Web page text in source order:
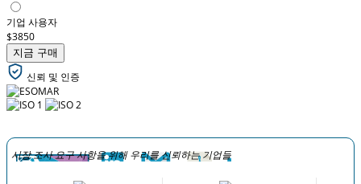
기업 사용자
$3850
지금 구매
신뢰 및 인증
시장 조사 요구 사항을 위해 우리를 신뢰하는 기업들